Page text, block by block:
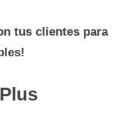
tus clientes para